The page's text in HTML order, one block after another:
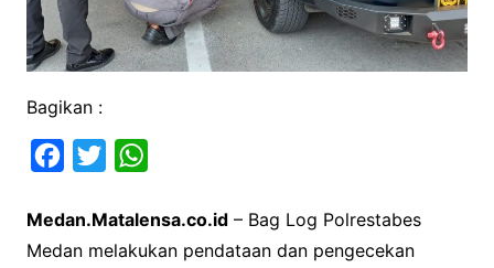
Bagikan :
c
e
i
t
a
t
Medan.Matalensa.co.id– Bag Log Polrestabes
Medan melakukan pendataan dan pengecekan